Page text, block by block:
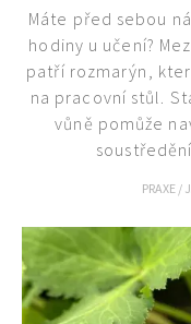
Máte před sebou
hodiny u učení?
patří rozmarýn,
na pracovní stůl.
vůně pomůže
PRAXE /